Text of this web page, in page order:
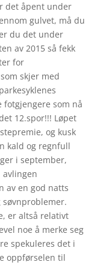
det åpent under
gulvet, må du
du det under
av 2015 så fekk
for
skjer med
som nå
12.spor!!! Løpet
og kusk
kald og regnfull
i september,
avlingen
av en god natts
søvnproblemer.
er altså relativt
noe å merke seg
spekuleres det i
oppførselen til